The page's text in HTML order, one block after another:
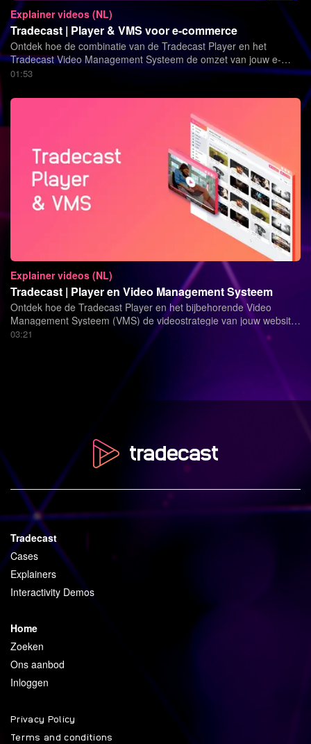
Explainer videos (NL)
Tradecast | Player & VMS voor e-commerce
Ontdek hoe de combinatie van de Tradecast Player en het
Tradecast Video Management Systeem de omzet van jouw e-
commerce platform of webshop een boost kunnen geven.
01:53
Explainer videos (NL)
Tradecast | Player en Video Management Systeem
Ontdek hoe de Tradecast Player en het bijbehorende Video
Management Systeem (VMS) de videostrategie van jouw website,
webshop of e-commerce platform naar het hoogste niveau
03:21
Tradecast
Cases
Explainers
Interactivity Demos
Home
Zoeken
Ons aanbod
Inloggen
Privacy Policy
Terms and conditions